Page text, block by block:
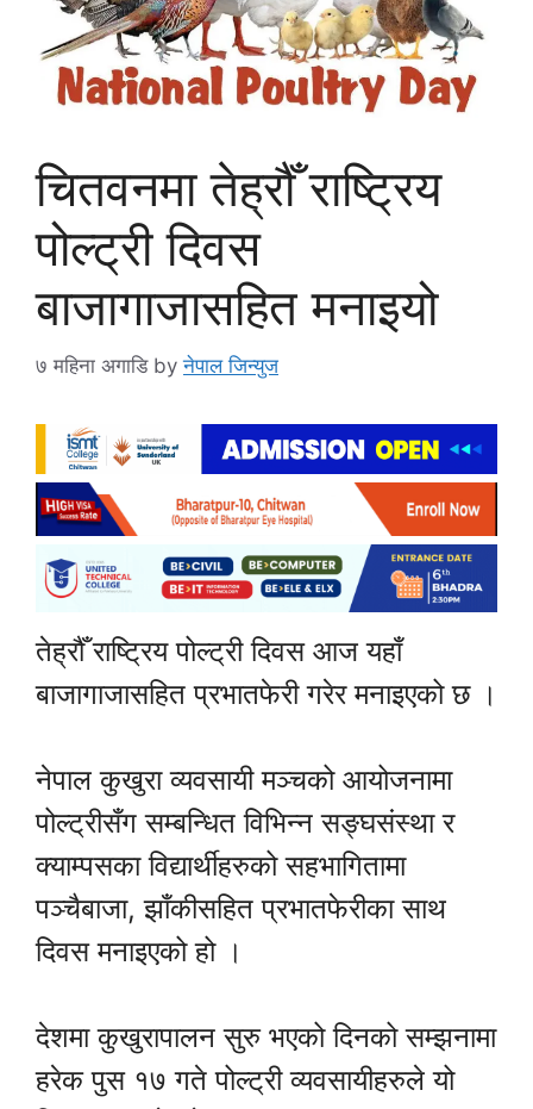
चितवनमा तेह्रौँ राष्ट्रिय
पोल्ट्री दिवस
बाजागाजासहित मनाइयो
७ महिना अगाडि byनेपाल जिन्युज
तेह्रौँ राष्ट्रिय पोल्ट्री दिवस आज यहाँ
बाजागाजासहित प्रभातफेरी गरेर मनाइएको छ ।
नेपाल कुखुरा व्यवसायी मञ्चको आयोजनामा
पोल्ट्रीसँग सम्बन्धित विभिन्न सङ्घसंस्था र
क्याम्पसका विद्यार्थीहरुको सहभागितामा
पञ्चैबाजा, झाँकीसहित प्रभातफेरीका साथ
दिवस मनाइएको हो ।
देशमा कुखुरापालन सुरु भएको दिनको सम्झनामा
हरेक पुस १७ गते पोल्ट्री व्यवसायीहरुले यो